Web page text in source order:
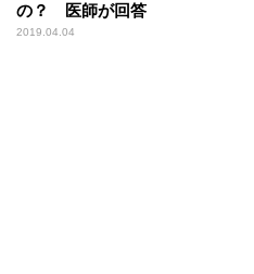
の？ 医師が回答
2019.04.04